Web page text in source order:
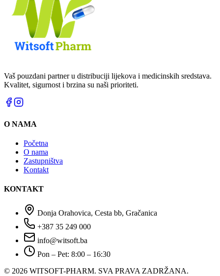
Vaš pouzdani partner u distribuciji lijekova i medicinskih sredstava.
Kvalitet, sigurnost i brzina su naši prioriteti.
O NAMA
Početna
O nama
Zastupništva
Kontakt
KONTAKT
Donja Orahovica, Cesta bb, Gračanica
+387 35 249 000
info@witsoft.ba
Pon – Pet: 8:00 – 16:30
© 2026 WITSOFT-PHARM. SVA PRAVA ZADRŽANA.